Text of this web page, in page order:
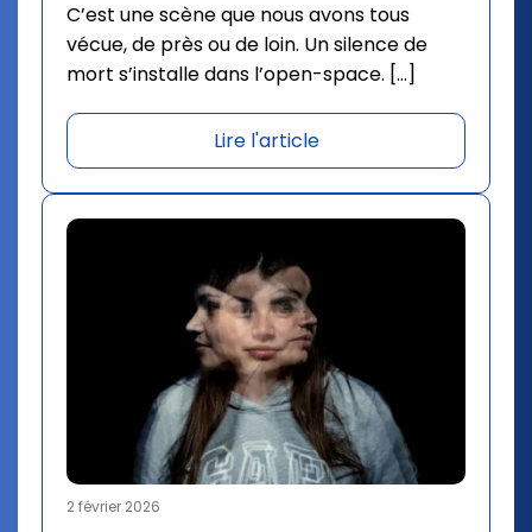
C’est une scène que nous avons tous
vécue, de près ou de loin. Un silence de
mort s’installe dans l’open-space. […]
Lire l'article
2 février 2026